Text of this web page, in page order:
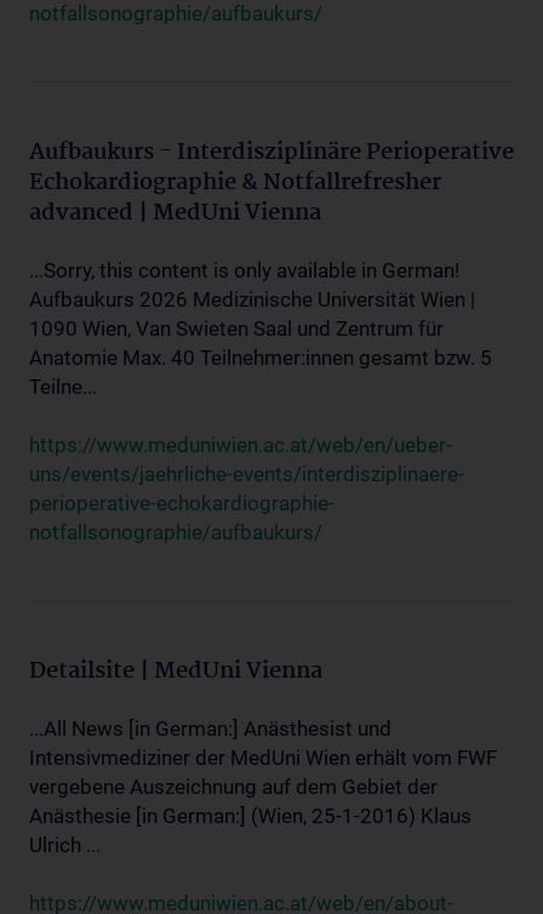
notfallsonographie/aufbaukurs/
Aufbaukurs - Interdisziplinäre Perioperative
Echokardiographie & Notfallrefresher
advanced | MedUni Vienna
...Sorry, this content is only available in German!
Aufbaukurs 2026 Medizinische Universität Wien |
1090 Wien, Van Swieten Saal und Zentrum für
Anatomie Max. 40 Teilnehmer:innen gesamt bzw. 5
Teilne...
https://www.meduniwien.ac.at/web/en/ueber-
uns/events/jaehrliche-events/interdisziplinaere-
perioperative-echokardiographie-
notfallsonographie/aufbaukurs/
Detailsite | MedUni Vienna
...All News [in German:] Anästhesist und
Intensivmediziner der MedUni Wien erhält vom FWF
vergebene Auszeichnung auf dem Gebiet der
Anästhesie [in German:] (Wien, 25-1-2016) Klaus
Ulrich ...
https://www.meduniwien.ac.at/web/en/about-